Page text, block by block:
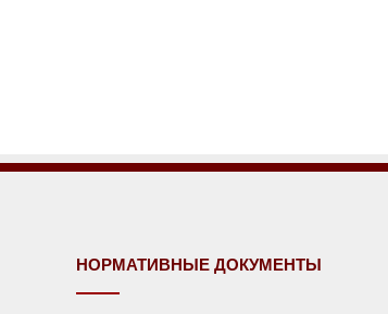
НОРМАТИВНЫЕ ДОКУМЕНТЫ